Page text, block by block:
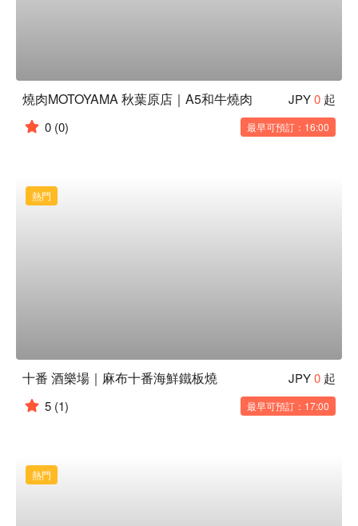
燒肉MOTOYAMA 秋葉原店｜A5和牛燒肉 JPY0 起
0 (0) 最早可預訂：16:00
熱門
十番 酒樂場｜麻布十番海鮮鐵板燒 JPY0 起
5 (1) 最早可預訂：17:00
熱門